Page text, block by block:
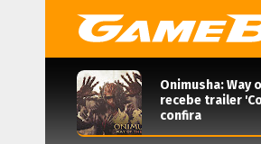
Onimusha: Way
recebe trailer
confira